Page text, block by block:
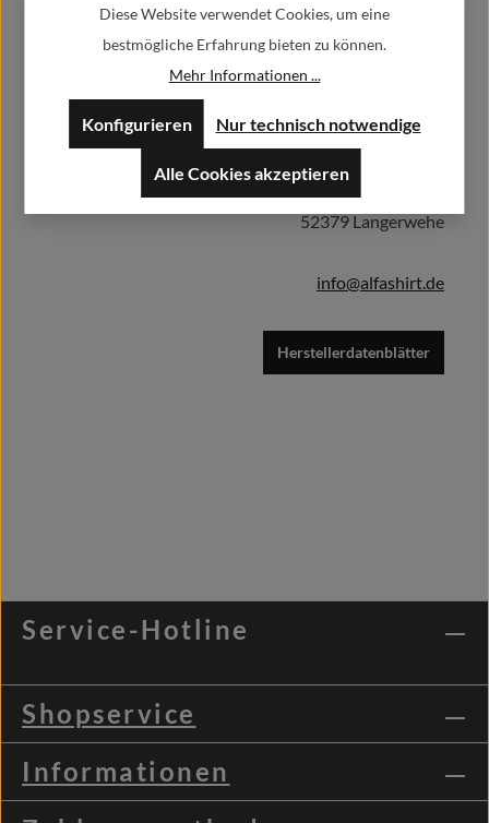
Alfa GmbH / Alfashirt
Weisweilerstr.20-22
52379 Langerwehe
info@alfashirt.de
Herstellerdatenblätter
Service-Hotline
Shopservice
Informationen
Diese Website verwendet Cookies, um eine
bestmögliche Erfahrung bieten zu können.
Mehr Informationen ...
Nur technisch notwendige
Konfigurieren
Alle Cookies akzeptieren